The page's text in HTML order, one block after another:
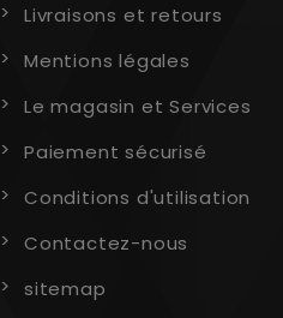
Livraisons et retours
Mentions légales
Le magasin et Services
Paiement sécurisé
Conditions d'utilisation
Contactez-nous
sitemap